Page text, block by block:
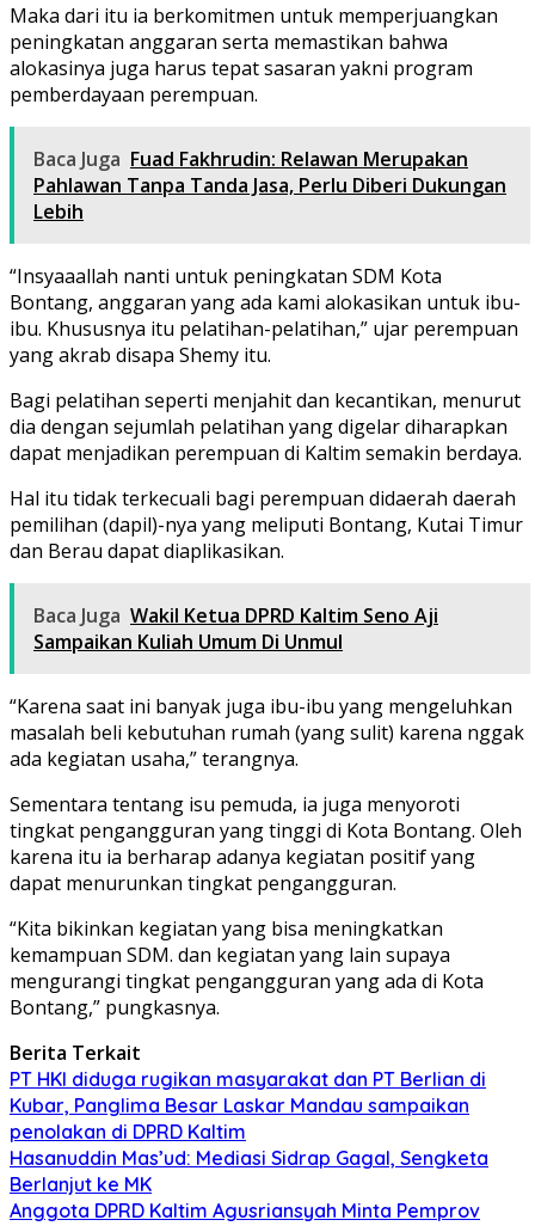
Maka dari itu ia berkomitmen untuk memperjuangkan
peningkatan anggaran serta memastikan bahwa
alokasinya juga harus tepat sasaran yakni program
pemberdayaan perempuan.
Baca Juga Fuad Fakhrudin: Relawan Merupakan
Pahlawan Tanpa Tanda Jasa, Perlu Diberi Dukungan
Lebih
“Insyaaallah nanti untuk peningkatan SDM Kota
Bontang, anggaran yang ada kami alokasikan untuk ibu-
ibu. Khususnya itu pelatihan-pelatihan,” ujar perempuan
yang akrab disapa Shemy itu.
Bagi pelatihan seperti menjahit dan kecantikan, menurut
dia dengan sejumlah pelatihan yang digelar diharapkan
dapat menjadikan perempuan di Kaltim semakin berdaya.
Hal itu tidak terkecuali bagi perempuan didaerah daerah
pemilihan (dapil)-nya yang meliputi Bontang, Kutai Timur
dan Berau dapat diaplikasikan.
Baca Juga Wakil Ketua DPRD Kaltim Seno Aji
Sampaikan Kuliah Umum Di Unmul
“Karena saat ini banyak juga ibu-ibu yang mengeluhkan
masalah beli kebutuhan rumah (yang sulit) karena nggak
ada kegiatan usaha,” terangnya.
Sementara tentang isu pemuda, ia juga menyoroti
tingkat pengangguran yang tinggi di Kota Bontang. Oleh
karena itu ia berharap adanya kegiatan positif yang
dapat menurunkan tingkat pengangguran.
“Kita bikinkan kegiatan yang bisa meningkatkan
kemampuan SDM. dan kegiatan yang lain supaya
mengurangi tingkat pengangguran yang ada di Kota
Bontang,” pungkasnya.
Berita Terkait
PT HKI diduga rugikan masyarakat dan PT Berlian di
Kubar, Panglima Besar Laskar Mandau sampaikan
penolakan di DPRD Kaltim
Hasanuddin Mas’ud: Mediasi Sidrap Gagal, Sengketa
Berlanjut ke MK
Anggota DPRD Kaltim Agusriansyah Minta Pemprov